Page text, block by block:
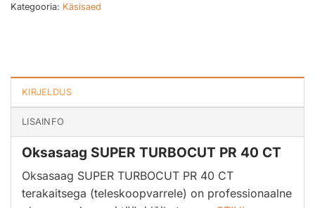
Kategooria: Käsisaed
KIRJELDUS
LISAINFO
Oksasaag SUPER TURBOCUT PR 40 CT
Oksasaag SUPER TURBOCUT PR 40 CT
terakaitsega (teleskoopvarrele) on professionaalne